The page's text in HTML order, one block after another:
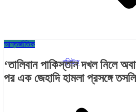
বলিউড
আন্তর্জাতিক
‘তালিবান পাকিস্তান দখল নিলে
পর এক জেহাদি হামলা প্রসঙ্গে